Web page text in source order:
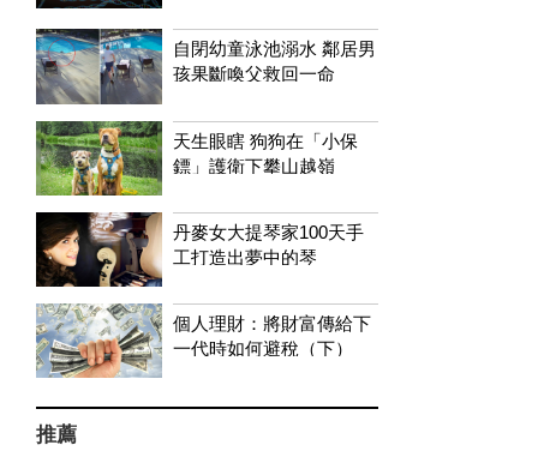
自閉幼童泳池溺水 鄰居男
孩果斷喚父救回一命
天生眼瞎 狗狗在「小保
鏢」護衛下攀山越嶺
丹麥女大提琴家100天手
工打造出夢中的琴
個人理財：將財富傳給下
一代時如何避稅（下）
推薦